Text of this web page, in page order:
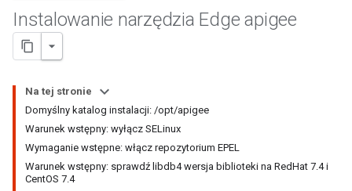
Instalowanie narzędzia Edge apigee
Na tej stronie
Domyślny katalog instalacji: /opt/apigee
Warunek wstępny: wyłącz SELinux
Wymaganie wstępne: włącz repozytorium EPEL
Warunek wstępny: sprawdź libdb4 wersja biblioteki na RedHat 7.4 i
CentOS 7.4